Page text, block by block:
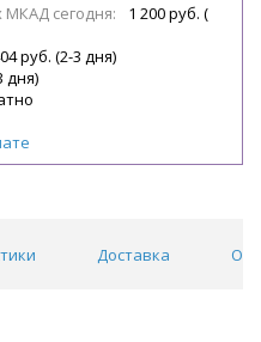
сегодня:
1 200 руб. (
руб. (2-3 дня)
дня)
Доставка